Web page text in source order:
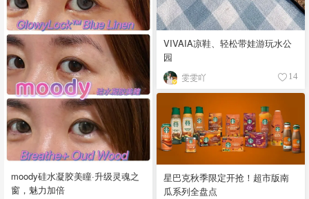
VIVAIA凉鞋、轻松带娃游玩水公
园
雯雯吖 14
moody硅水凝胶美瞳·升级灵魂之
窗，魅力加倍
星巴克秋季限定开抢！超市版南
瓜系列全盘点